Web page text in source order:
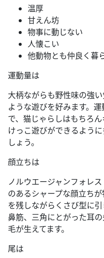
温厚
甘えん坊
物事に動じない
人懐こい
他動物とも仲良く暮
運動量は
大柄ながらも野性味の強
ような遊びを好みます。
で、猫じゃらしはもちろ
けっこ遊びができるよう
しょう。
顔立ちは
ノルウエージャンフォレ
のあるシャープな顔立ち
を残しながらくさび型に
鼻筋、三角にとがった耳
毛が生えてます。
尾は